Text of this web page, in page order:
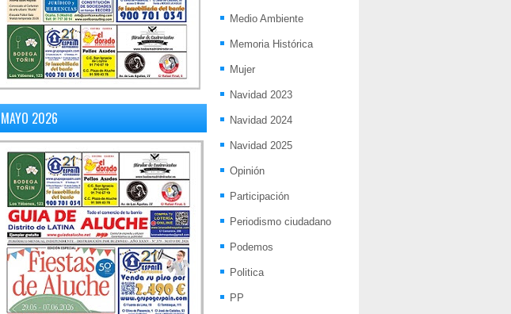
MAYO 2026
Medio Ambiente
Memoria Histórica
Mujer
Navidad 2023
Navidad 2024
Navidad 2025
Opinión
Participación
Periodismo ciudadano
Podemos
Politica
PP